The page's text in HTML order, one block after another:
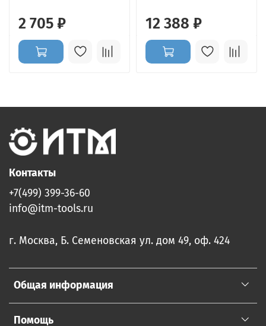
2 705 ₽ 12 388 ₽
Общая информация
Помощь
Контакты
+7(499) 399-36-60
info@itm-tools.ru
г. Москва, Б. Семеновская ул. дом 49, оф. 424